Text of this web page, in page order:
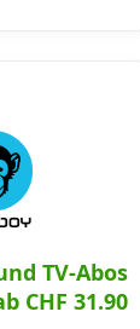
TV-Abos
CHF 31.90